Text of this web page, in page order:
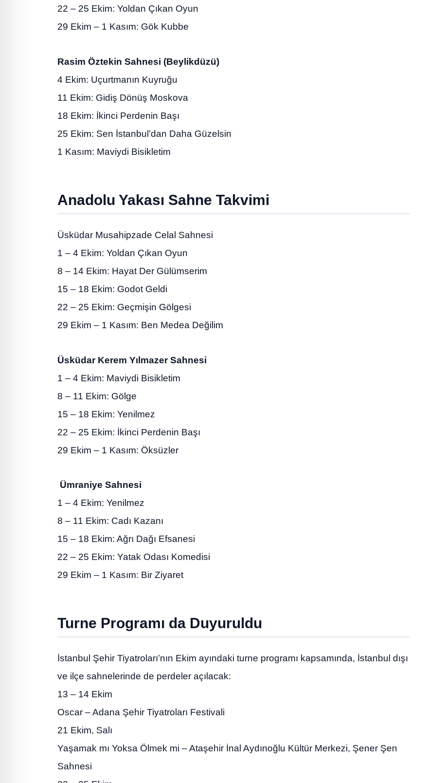
22 – 25 Ekim: Yoldan Çıkan Oyun
29 Ekim – 1 Kasım: Gök Kubbe
Rasim Öztekin Sahnesi (Beylikdüzü)
4 Ekim: Uçurtmanın Kuyruğu
11 Ekim: Gidiş Dönüş Moskova
18 Ekim: İkinci Perdenin Başı
25 Ekim: Sen İstanbul’dan Daha Güzelsin
1 Kasım: Maviydi Bisikletim
Anadolu Yakası Sahne Takvimi
Üsküdar Musahipzade Celal Sahnesi
1 – 4 Ekim: Yoldan Çıkan Oyun
8 – 14 Ekim: Hayat Der Gülümserim
15 – 18 Ekim: Godot Geldi
22 – 25 Ekim: Geçmişin Gölgesi
29 Ekim – 1 Kasım: Ben Medea Değilim
Üsküdar Kerem Yılmazer Sahnesi
1 – 4 Ekim: Maviydi Bisikletim
8 – 11 Ekim: Gölge
15 – 18 Ekim: Yenilmez
22 – 25 Ekim: İkinci Perdenin Başı
29 Ekim – 1 Kasım: Öksüzler
Ümraniye Sahnesi
1 – 4 Ekim: Yenilmez
8 – 11 Ekim: Cadı Kazanı
15 – 18 Ekim: Ağrı Dağı Efsanesi
22 – 25 Ekim: Yatak Odası Komedisi
29 Ekim – 1 Kasım: Bir Ziyaret
Turne Programı da Duyuruldu
İstanbul Şehir Tiyatroları’nın Ekim ayındaki turne programı kapsamında, İstanbul dışı
ve ilçe sahnelerinde de perdeler açılacak:
13 – 14 Ekim
Oscar – Adana Şehir Tiyatroları Festivali
21 Ekim, Salı
Yaşamak mı Yoksa Ölmek mi – Ataşehir İnal Aydınoğlu Kültür Merkezi, Şener Şen
Sahnesi